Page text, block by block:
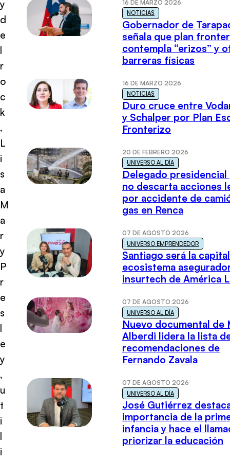
y
d
e
l
r
o
c
k
,
L
i
s
a
M
a
r
y
P
r
e
s
l
e
y
,
u
t
i
l
i
16 DE MARZO 2026
NOTICIAS
Gobernador de
señala que plan
contempla “erizos” y
barreras físicas
16 DE MARZO 2026
NOTICIAS
Duro cruce entre
y Schalper por Plan
Fronterizo
20 DE FEBRERO 2026
UNIVERSO AL DÍA
Delegado presidencial
no descarta acciones
por accidente de
gas en Renca
07 DE AGOSTO 2026
UNIVERSO EMPRENDEDOR
Santiago será la
ecosistema
insurtech de América
07 DE AGOSTO 2026
UNIVERSO AL DÍA
Nuevo documental de
Alberdi lidera la lista
recomendaciones de
Fernando Zavala
07 DE AGOSTO 2026
UNIVERSO AL DÍA
José Gutiérrez
importancia de la
infancia y hace el
priorizar la educación